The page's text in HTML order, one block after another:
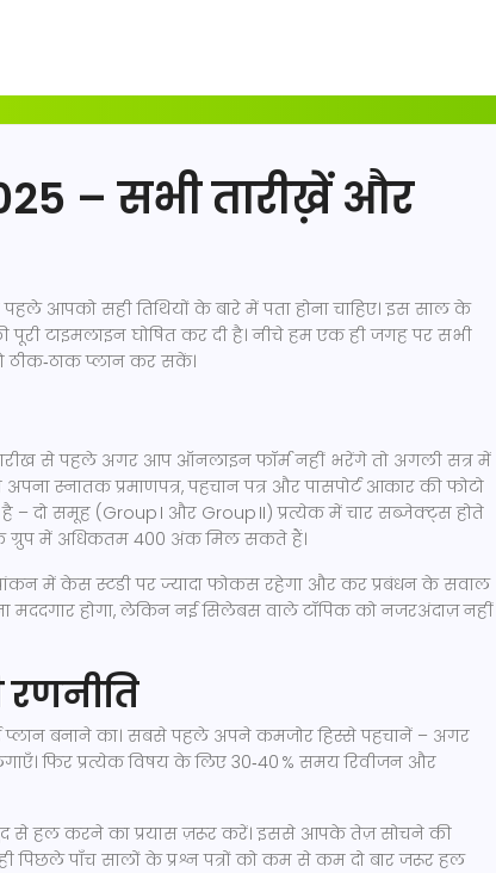
– सभी तारीख़ें और
आपको सही तिथियों के बारे में पता होना चाहिए। इस साल के
पूरी टाइमलाइन घोषित कर दी है। नीचे हम एक ही जगह पर सभी
ठीक‑ठाक प्लान कर सकें।
तारीख से पहले अगर आप ऑनलाइन फॉर्म नहीं भरेंगे तो अगली सत्र में
स्नातक प्रमाणपत्र, पहचान पत्र और पासपोर्ट आकार की फोटो
– दो समूह (Group I और Group II) प्रत्येक में चार सब्जेक्ट्स होते
ग्रुप में अधिकतम 400 अंक मिल सकते हैं।
में केस स्टडी पर ज्यादा फोकस रहेगा और कर प्रबंधन के सवाल
मददगार होगा, लेकिन नई सिलेबस वाले टॉपिक को नजरअंदाज़ नहीं
रणनीति
प्लान बनाने का। सबसे पहले अपने कमजोर हिस्से पहचानें – अगर
फिर प्रत्येक विषय के लिए 30‑40 % समय रिवीजन और
से हल करने का प्रयास ज़रूर करें। इससे आपके तेज़ सोचने की
पिछले पाँच सालों के प्रश्न पत्रों को कम से कम दो बार जरूर हल